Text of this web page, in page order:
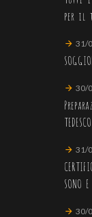
per il
31/
30/
TEDESCO
31/
SONO
30/